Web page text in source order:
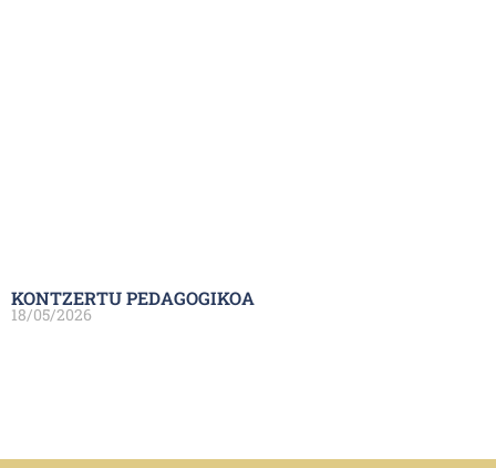
KONTZERTU PEDAGOGIKOA
18/05/2026